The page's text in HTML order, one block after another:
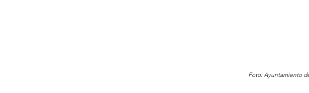
Foto: Ayuntamiento